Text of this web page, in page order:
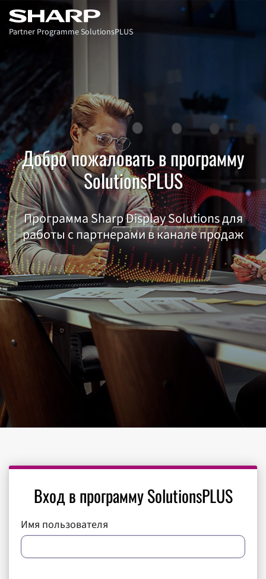
Partner Programme SolutionsPLUS
Добро пожаловать в программу
SolutionsPLUS
Программа Sharp Display Solutions для
работы с партнерами в канале продаж
Вход в программу SolutionsPLUS
Имя пользователя